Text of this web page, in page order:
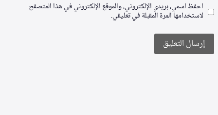
احفظ اسمي، بريدي الإلكتروني، والموقع الإلكتروني في هذا المتصفح
لاستخدامها المرة المقبلة في تعليقي.